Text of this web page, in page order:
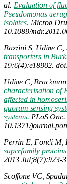
al. Evaluation of
Pseudomonas
isolates. Microb
10.1089/
Bazzini S, Udine C,
transporters in
19;6(4):e18902.
Udine C,
characterisation of
affected in
quorum sensing
systems. PLoS
10.1371/
Perrin E, Fondi M,
superfamily
2013 Jul;8(7):923-
Scoffone VC,